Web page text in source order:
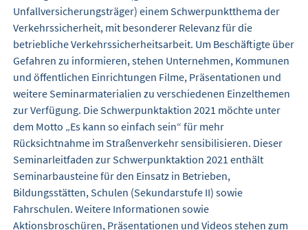
Unfallversicherungsträger) einem Schwerpunktthema der
Verkehrssicherheit, mit besonderer Relevanz für die
betriebliche Verkehrssicherheitsarbeit. Um Beschäftigte über
Gefahren zu informieren, stehen Unternehmen, Kommunen
und öffentlichen Einrichtungen Filme, Präsentationen und
weitere Seminarmaterialien zu verschiedenen Einzelthemen
zur Verfügung. Die Schwerpunktaktion 2021 möchte unter
dem Motto „Es kann so einfach sein“ für mehr
Rücksichtnahme im Straßenverkehr sensibilisieren. Dieser
Seminarleitfaden zur Schwerpunktaktion 2021 enthält
Seminarbausteine für den Einsatz in Betrieben,
Bildungsstätten, Schulen (Sekundarstufe II) sowie
Fahrschulen. Weitere Informationen sowie
Aktionsbroschüren, Präsentationen und Videos stehen zum